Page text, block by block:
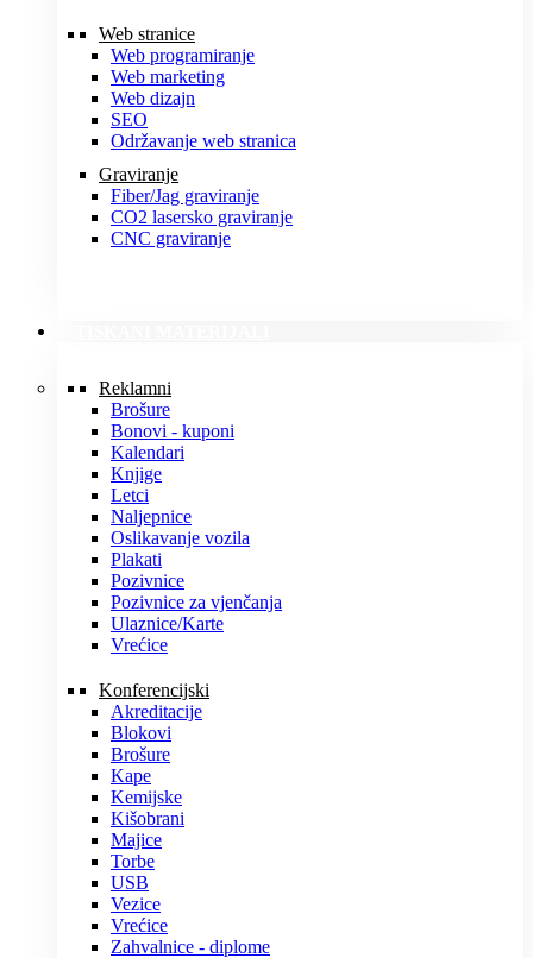
Web stranice
Web programiranje
Web marketing
Web dizajn
SEO
Održavanje web stranica
Graviranje
Fiber/Jag graviranje
CO2 lasersko graviranje
CNC graviranje
Reklamni
Brošure
Bonovi - kuponi
Kalendari
Knjige
Letci
Naljepnice
Oslikavanje vozila
Plakati
Pozivnice
Pozivnice za vjenčanja
Ulaznice/Karte
Vrećice
Konferencijski
Akreditacije
Blokovi
Brošure
Kape
Kemijske
Kišobrani
Majice
Torbe
USB
Vezice
Vrećice
Zahvalnice - diplome